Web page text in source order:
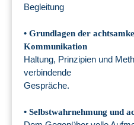
Begleitung
• Grundlagen der
Kommunikation
Haltung, Prinzipien und
verbindende
Gespräche.
• Selbstwahrnehmung und